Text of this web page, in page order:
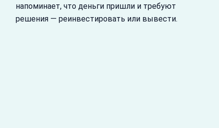
напоминает, что деньги пришли и требуют
решения — реинвестировать или вывести.